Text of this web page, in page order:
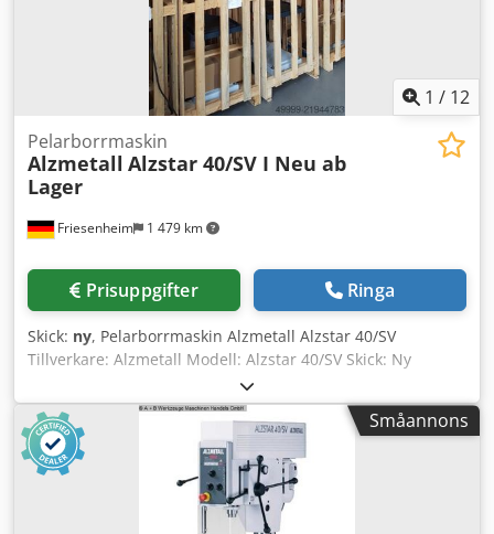
1 / 12
Friesenheim 1 479 km
Pelarborrmaskin
Alzmetall Alzstar 40/SV I Neu ab
Lager
Prisuppgifter Ringa
Skick: ny, Pelarborrmaskin Alzmetall Alzstar 40/SV
Tillverkare: Alzmetall Modell: Alzstar 40/SV Skick: Ny
Tekniska data: Pelardiameter: 115 mm Maskinbord
(användbar yta): 514 x 360 mm T-spår (antal x bredd x
avstånd): 2 x 14 x 224 mm Avstånd spindel-bord
(min./max.): 117 / 701 mm Codpfx Aey S Artom Eerf 2
matningshastigheter: 0,1 + 0,2 mm/varv Höjd (mm): ca
1840 Borrkapacitet St 60 (mm): 40 Spindelslag (mm): 120
Utsprång (mm): 293 Motor (kW): 1,45 / 1,9 Varvtalsområde
Småannons